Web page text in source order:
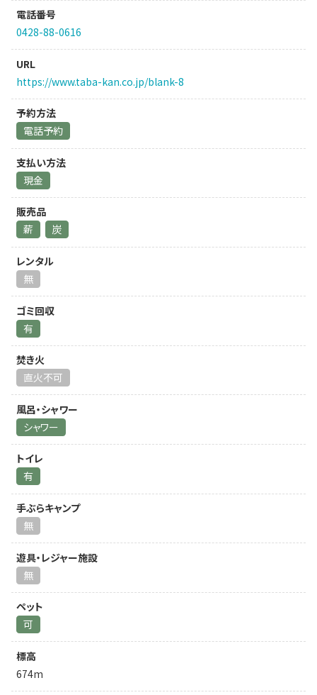
電話番号
0428-88-0616
URL
https://www.taba-kan.co.jp/blank-8
予約方法
電話予約
支払い方法
現金
販売品
薪
炭
レンタル
無
ゴミ回収
有
焚き火
直火不可
風呂・シャワー
シャワー
トイレ
有
手ぶらキャンプ
無
遊具・レジャー施設
無
ペット
可
標高
674m